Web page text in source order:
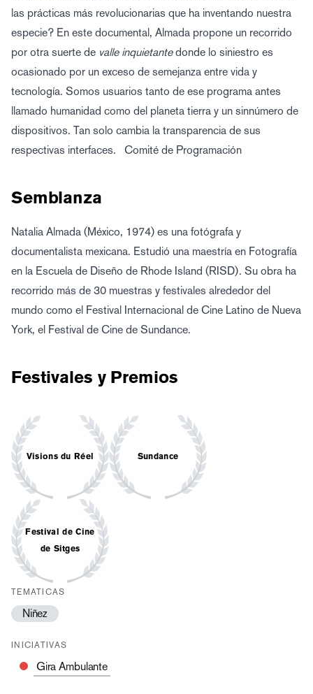
las prácticas más revolucionarias que ha inventando nuestra
especie? En este documental, Almada propone un recorrido
por otra suerte de valle inquietantedonde lo siniestro es
ocasionado por un exceso de semejanza entre vida y
tecnología. Somos usuarios tanto de ese programa antes
llamado humanidad como del planeta tierra y un sinnúmero de
dispositivos. Tan solo cambia la transparencia de sus
respectivas interfaces. Comité de Programación
Semblanza
Natalia Almada (México, 1974) es una fotógrafa y
documentalista mexicana. Estudió una maestría en Fotografía
en la Escuela de Diseño de Rhode Island (RISD). Su obra ha
recorrido más de 30 muestras y festivales alrededor del
mundo como el Festival Internacional de Cine Latino de Nueva
York, el Festival de Cine de Sundance.
Festivales y Premios
Visions du Réel Sundance
Festival de Cine
de Sitges
TEMATICAS
Niñez
INICIATIVAS
Gira Ambulante